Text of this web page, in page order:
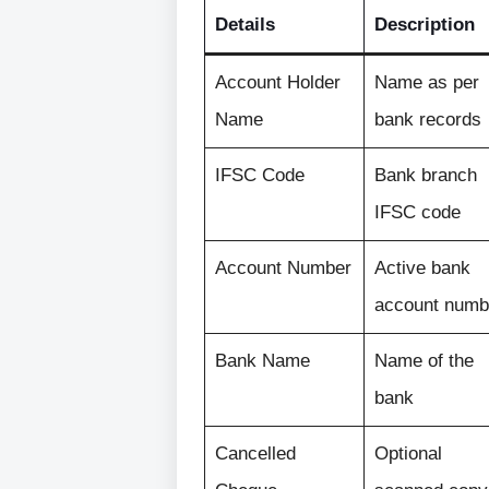
Details Description
Account Holder
Name
Name as per
bank records
IFSC Code
Bank branch
IFSC code
Account Number
Active bank
account
Bank Name
Name of the
bank
Cancelled
Optional